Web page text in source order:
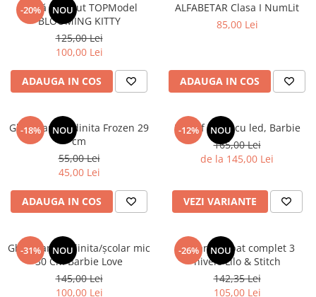
-20% NOU
Sticlă de băut TOPModel
BLOOMING KITTY
125,00 Lei
100,00 Lei
ADAUGA IN COS
ALFABETAR Clasa I NumLit
85,00 Lei
ADAUGA IN COS
-18% NOU
Ghiozdan gradinita Frozen 29
cm
55,00 Lei
45,00 Lei
ADAUGA IN COS
-12% NOU
Pantof sport cu led, Barbie
165,00 Lei
de la 145,00 Lei
VEZI VARIANTE
-31% NOU
Ghiozdan gradinita/școlar mic
30 Cm Barbie Love
145,00 Lei
100,00 Lei
-26% NOU
Penar echipat complet 3
nivele Lilo & Stitch
142,35 Lei
105,00 Lei